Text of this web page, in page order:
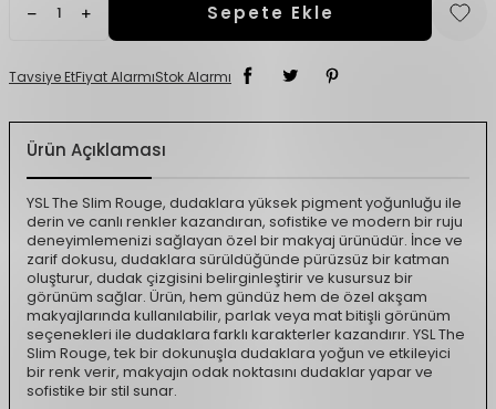
Sepete Ekle
Tavsiye EtFiyat AlarmıStok Alarmı
Ürün Açıklaması
YSL The Slim Rouge, dudaklara yüksek pigment yoğunluğu ile
derin ve canlı renkler kazandıran, sofistike ve modern bir ruju
deneyimlemenizi sağlayan özel bir makyaj ürünüdür. İnce ve
zarif dokusu, dudaklara sürüldüğünde pürüzsüz bir katman
oluşturur, dudak çizgisini belirginleştirir ve kusursuz bir
görünüm sağlar. Ürün, hem gündüz hem de özel akşam
makyajlarında kullanılabilir, parlak veya mat bitişli görünüm
seçenekleri ile dudaklara farklı karakterler kazandırır. YSL The
Slim Rouge, tek bir dokunuşla dudaklara yoğun ve etkileyici
bir renk verir, makyajın odak noktasını dudaklar yapar ve
sofistike bir stil sunar.